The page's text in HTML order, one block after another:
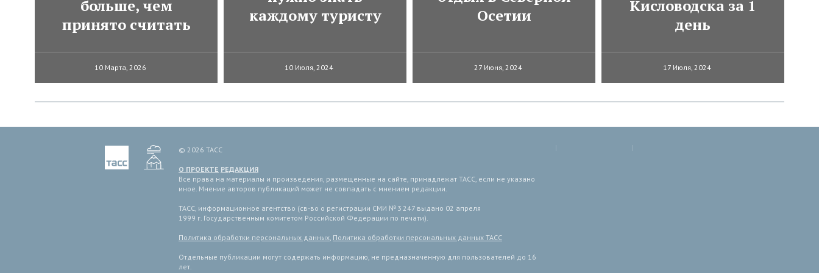
больше, чем
принято считать
10 Марта, 2026
каждому туристу
10 Июля, 2024
Осетии
27 Июня, 2024
Кисловодска за 1
день
17 Июля, 2024
© 2026 ТАСС
О ПРОЕКТЕ РЕДАКЦИЯ
Все права на материалы и произведения, размещенные на сайте, принадлежат ТАСС, если не указано
иное. Мнение авторов публикаций может не совпадать с мнением редакции.
ТАСС, информационное агентство (св-во о регистрации СМИ № 3 247 выдано 02 апреля
1999 г. Государственным комитетом Российской Федерации по печати).
Политика обработки персональных данных, Политика обработки персональных данных ТАСС
Отдельные публикации могут содержать информацию, не предназначенную для пользователей до 16
лет.